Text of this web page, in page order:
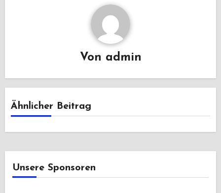
Von admin
Ähnlicher Beitrag
Unsere Sponsoren